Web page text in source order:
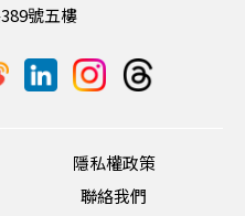
號五樓
隱私權政策
聯絡我們